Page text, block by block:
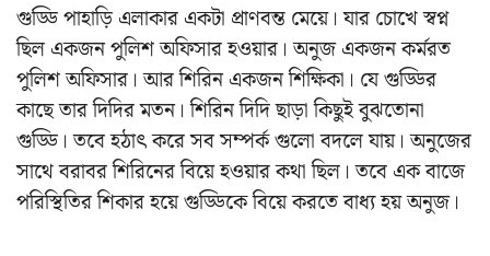
গুড্ডি পাহাড়ি এলাকার একটা প্রাণবন্ত মেয়ে। যার চোখে স্বপ্ন
ছিল একজন পুলিশ অফিসার হওয়ার। অনুজ একজন কর্মরত
পুলিশ অফিসার। আর শিরিন একজন শিক্ষিকা। যে গুড্ডির
কাছে তার দিদির মতন। শিরিন দিদি ছাড়া কিছুই বুঝতোনা
গুড্ডি। তবে হঠাৎ করে সব সম্পর্ক গুলো বদলে যায়। অনুজের
সাথে বরাবর শিরিনের বিয়ে হওয়ার কথা ছিল। তবে এক বাজে
পরিস্থিতির শিকার হয়ে গুড্ডিকে বিয়ে করতে বাধ্য হয় অনুজ।